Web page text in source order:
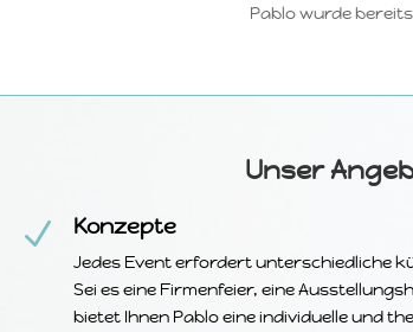
Pablo wurde
Unser
N Konzepte
Jedes Event erfordert unterschiedliche
Sei es eine Firmenfeier, eine
bietet Ihnen Pablo eine individuelle und